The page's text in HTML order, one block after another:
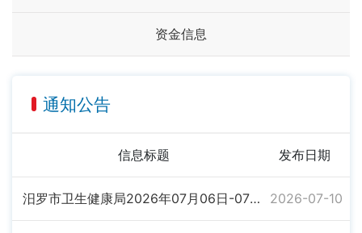
资金信息
通知公告
信息标题 发布日期
汨罗市卫生健康局2026年07月06日-07月10日卫生行政许可信息公示 2026-07-10